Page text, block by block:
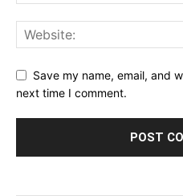
Save my name, email, and
next time I comment.